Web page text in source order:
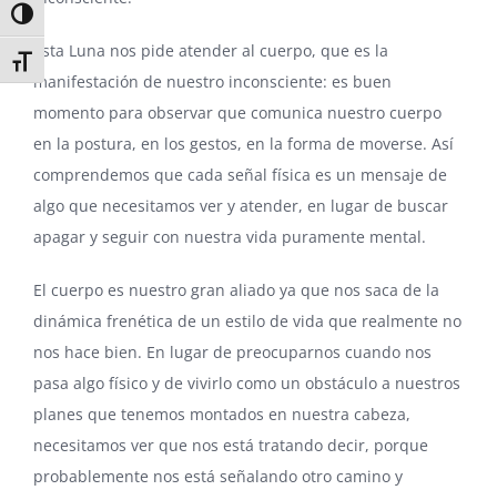
Alternar alto contraste
Alternar tamaño de letra
Esta Luna nos pide atender al cuerpo, que es la
manifestación de nuestro inconsciente: es buen
momento para observar que comunica nuestro cuerpo
en la postura, en los gestos, en la forma de moverse. Así
comprendemos que cada señal física es un mensaje de
algo que necesitamos ver y atender, en lugar de buscar
apagar y seguir con nuestra vida puramente mental.
El cuerpo es nuestro gran aliado ya que nos saca de la
dinámica frenética de un estilo de vida que realmente no
nos hace bien. En lugar de preocuparnos cuando nos
pasa algo físico y de vivirlo como un obstáculo a nuestros
planes que tenemos montados en nuestra cabeza,
necesitamos ver que nos está tratando decir, porque
probablemente nos está señalando otro camino y